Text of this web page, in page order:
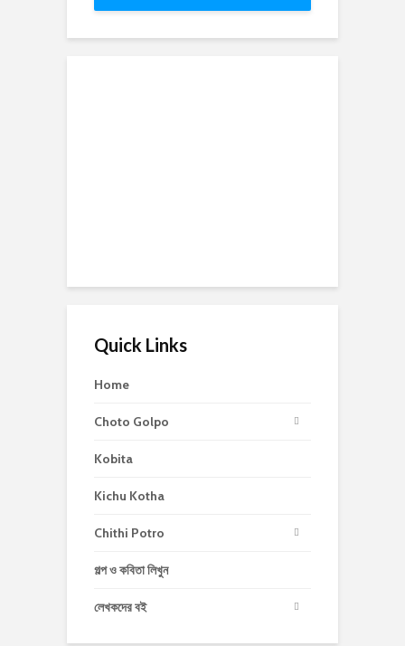
Quick Links
Home
Choto Golpo
Kobita
Kichu Kotha
Chithi Potro
গল্প ও কবিতা লিখুন
লেখকদের বই